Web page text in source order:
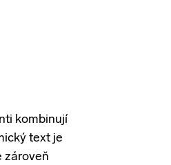
kombinují
text je
zároveň